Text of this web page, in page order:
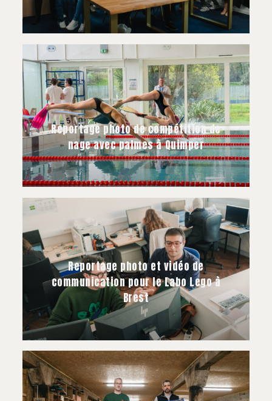
Reportage photo de compétition de
nage avec palmes à Quimper
Reportage photo et vidéo de
communication pour le Labo Lego à
Brest